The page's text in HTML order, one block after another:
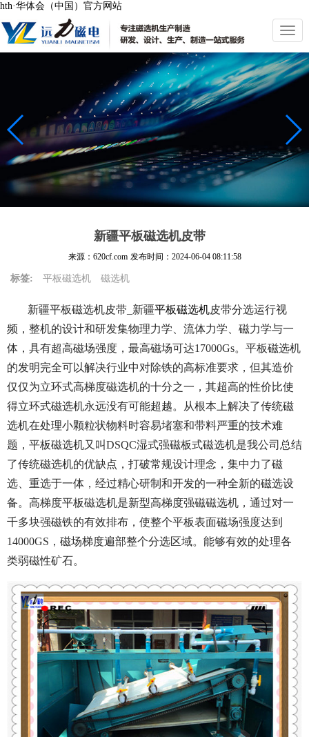
hth·华体会（中国）官方网站
切
换
导
航
新疆平板磁选机皮带
来源：620cf.com 发布时间： 2024-06-04 08:11:58
标签: 平板磁选机 磁选机
新疆平板磁选机皮带_新疆平板磁选机皮带分选运行视
频，整机的设计和研发集物理力学、流体力学、磁力学与一
体，具有超高磁场强度，最高磁场可达17000Gs。平板磁选机
的发明完全可以解决行业中对除铁的高标准要求，但其造价
仅仅为立环式高梯度磁选机的十分之一，其超高的性价比使
得立环式磁选机永远没有可能超越。从根本上解决了传统磁
选机在处理小颗粒状物料时容易堵塞和带料严重的技术难
题，平板磁选机又叫DSQC湿式强磁板式磁选机是我公司总结
了传统磁选机的优缺点，打破常规设计理念，集中力了磁
选、重选于一体，经过精心研制和开发的一种全新的磁选设
备。高梯度平板磁选机是新型高梯度强磁磁选机，通过对一
千多块强磁铁的有效排布，使整个平板表面磁场强度达到
14000GS，磁场梯度遍部整个分选区域。能够有效的处理各
类弱磁性矿石。